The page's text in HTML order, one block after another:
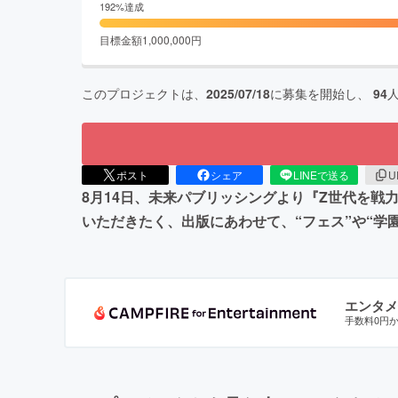
192%達成
目標金額1,000,000円
このプロジェクトは、 2025/07/18に募集を開始し、 94
ポスト シェア LINEで送る
8月14日、未来パブリッシングより『Z世代を戦
いただきたく、出版にあわせて、“フェス”や“
エンタ
手数料0円